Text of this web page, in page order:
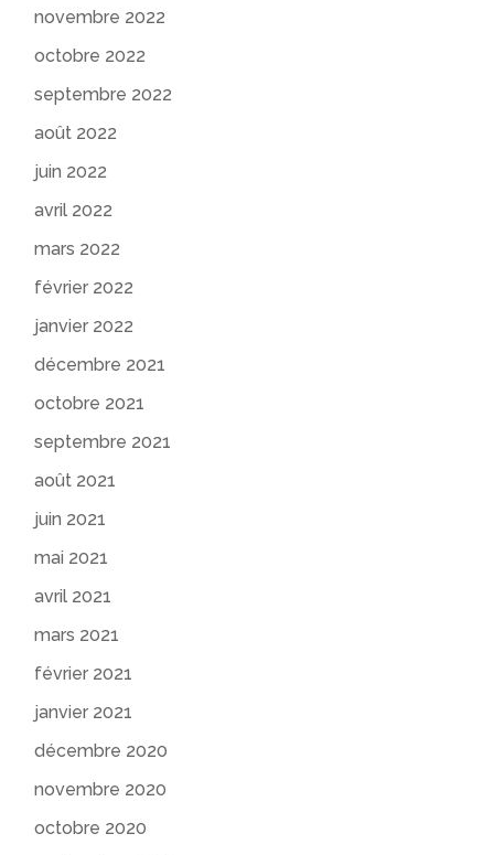
novembre 2022
octobre 2022
septembre 2022
août 2022
juin 2022
avril 2022
mars 2022
février 2022
janvier 2022
décembre 2021
octobre 2021
septembre 2021
août 2021
juin 2021
mai 2021
avril 2021
mars 2021
février 2021
janvier 2021
décembre 2020
novembre 2020
octobre 2020